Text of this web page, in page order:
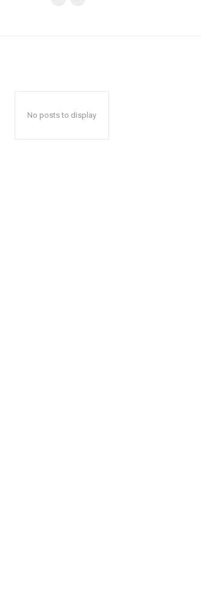
No posts to display